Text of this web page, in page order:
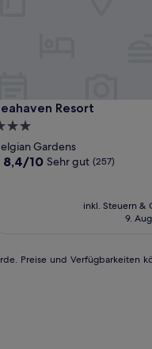
Townsville
Resort
Resort
Unterkunft
Gardens
8.4
8,4/10 Sehr gut (257)
inkl. Steuern &
9.
Preise und Verfügbarkeiten